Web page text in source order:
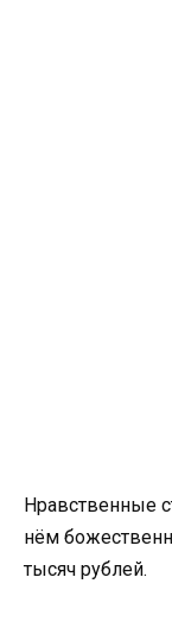
Нравственные
нём
тысяч рублей.